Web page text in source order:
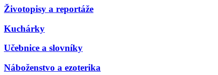
Životopisy a reportáže
Kuchárky
Učebnice a slovníky
Náboženstvo a ezoterika